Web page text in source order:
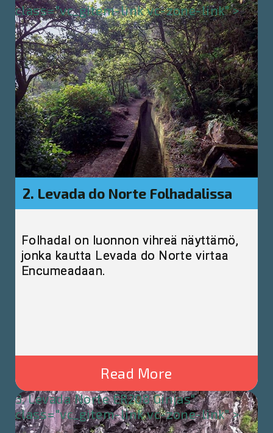
class="vc_gitem-link vc-zone-link" >
2. Levada do Norte Folhadalissa
Folhadal on luonnon vihreä näyttämö,
jonka kautta Levada do Norte virtaa
Encumeadaan.
Read More
3. Levada Norte ER208 Ginjas"
class="vc_gitem-link vc-zone-link" >